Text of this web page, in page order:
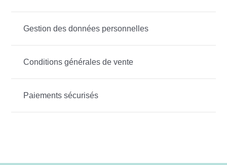
Gestion des données personnelles
Conditions générales de vente
Paiements sécurisés